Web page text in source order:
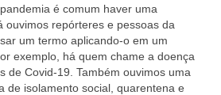
Técnica
é comum haver uma
ouvimos repórteres e pessoas da
um termo aplicando-o em um
exemplo, há quem chame a doença
de Covid-19. Também ouvimos uma
de isolamento social, quarentena e